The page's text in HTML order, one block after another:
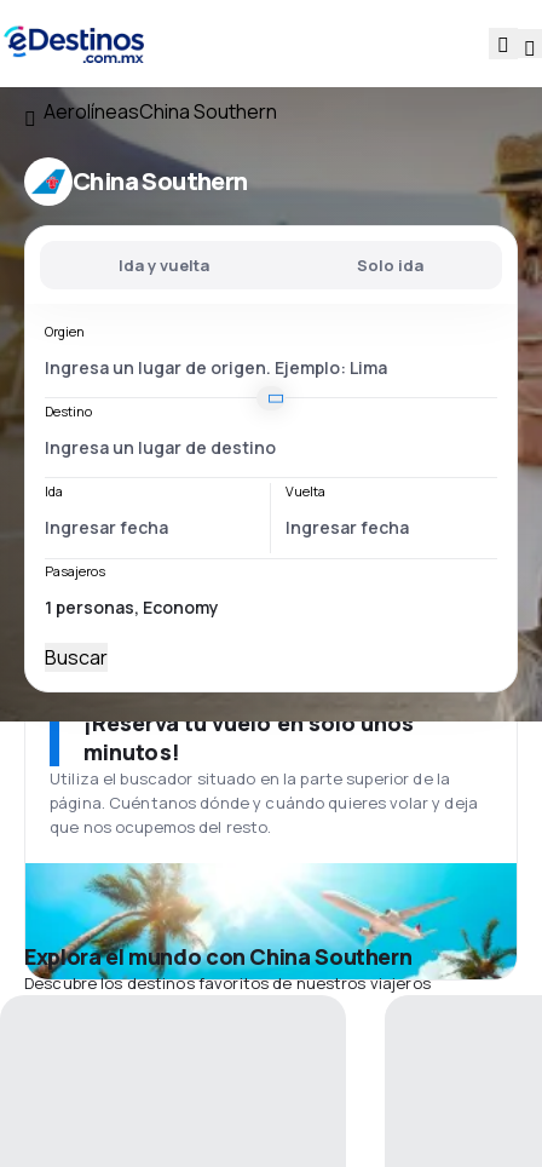
AerolíneasChina Southern
China Southern
Ida y vuelta Solo ida
Orgien
Destino
Ida Vuelta
Pasajeros
Buscar
¡Reserva tu vuelo en solo unos
minutos!
Utiliza el buscador situado en la parte superior de la
página. Cuéntanos dónde y cuándo quieres volar y deja
que nos ocupemos del resto.
Explora el mundo con China Southern
Descubre los destinos favoritos de nuestros viajeros